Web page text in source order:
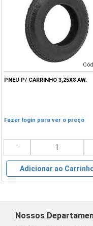
PNEU P/ CARRINHO 3,25X8 AW.
Fazer login para ver o preço
-
Adicionar ao
Nossos